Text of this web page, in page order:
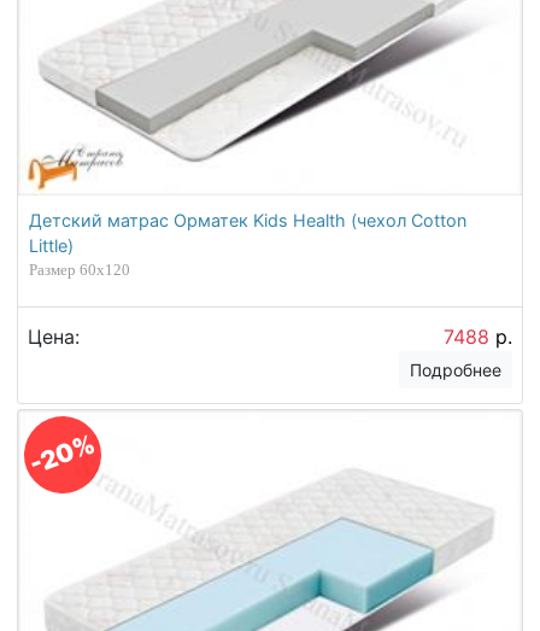
Детский матрас Орматек Kids Health (чехол Cotton
Little)
Размер 60х120
Цена: 7488 р.
Подробнее
-20%